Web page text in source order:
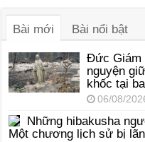
Bài mới
Bài nổi bật
Đức Giám
nguyện
khốc tại
06/08/
Những hibakusha
Một chương lịch sử bị